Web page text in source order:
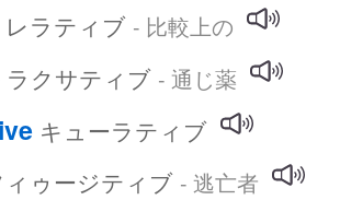
レラティブ - 比較上の
ラクサティブ - 通じ薬
キューラティブ
ィゥージティブ - 逃亡者